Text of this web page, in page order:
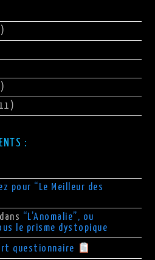
:
pour “Le Meilleur des
dans “L’Anomalie”, ou
le prisme dystopique
questionnaire